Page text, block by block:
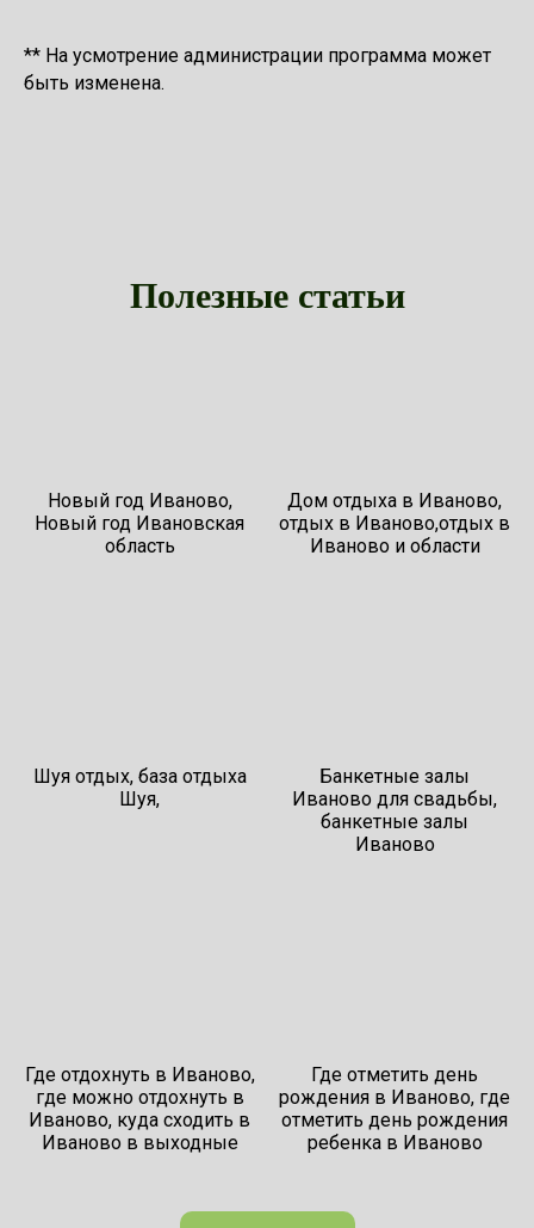
** На усмотрение администрации программа может
быть изменена.
Полезные статьи
Новый год Иваново,
Новый год Ивановская
область
Дом отдыха в Иваново,
отдых в Иваново,отдых в
Иваново и области
Шуя отдых, база отдыха
Шуя,
Банкетные залы
Иваново для свадьбы,
банкетные залы
Иваново
Где отдохнуть в Иваново,
где можно отдохнуть в
Иваново, куда сходить в
Иваново в выходные
Где отметить день
рождения в Иваново, где
отметить день рождения
ребенка в Иваново